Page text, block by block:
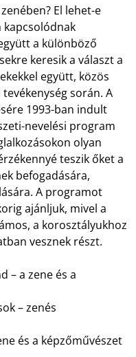
El lehet-e
kapcsolódnak
a különböző
keresik a választ a
együtt, közös
során. A
1993-ban indult
nevelési program
olyan
teszik őket a
befogadására,
A programot
ajánljuk, mivel a
a korosztályukhoz
vesznek részt.
– a zene és a
– zenés
és a képzőművészet